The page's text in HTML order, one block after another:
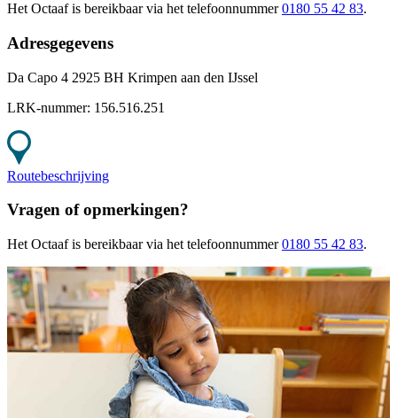
Het Octaafis bereikbaar via het telefoonnummer 0180 55 42 83.
Adresgegevens
Da Capo 4 2925 BH Krimpen aan den IJssel
LRK-nummer: 156.516.251
Routebeschrijving
Vragen of opmerkingen?
Het Octaafis bereikbaar via het telefoonnummer 0180 55 42 83.